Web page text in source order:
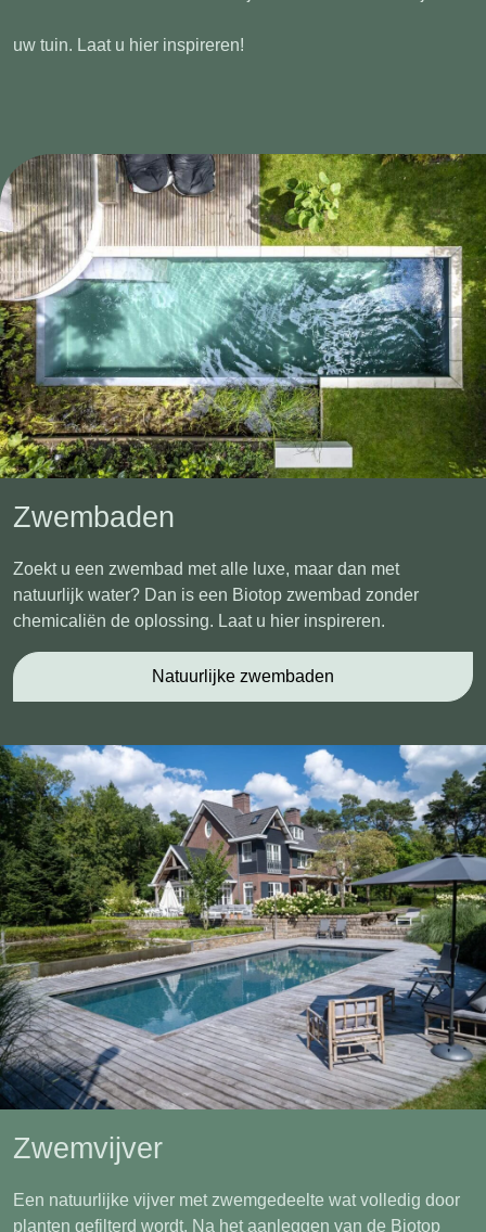
uw tuin. Laat u hier inspireren!
Zwembaden
Zoekt u een zwembad met alle luxe, maar dan met
natuurlijk water? Dan is een Biotop zwembad zonder
chemicaliën de oplossing. Laat u hier inspireren.
Natuurlijke zwembaden
Zwemvijver
Een natuurlijke vijver met zwemgedeelte wat volledig door
planten gefilterd wordt. Na het aanleggen van de Biotop